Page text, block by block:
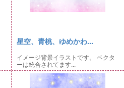
星空、青桃、ゆめかわ...
イメージ背景イラストです。 ベクタ
ーは統合されてます...